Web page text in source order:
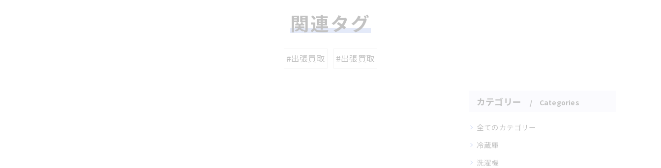
関連タグ
#出張買取 #出張買取
カテゴリー Categories
全てのカテゴリー
冷蔵庫
洗濯機